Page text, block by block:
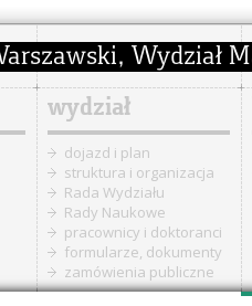
wydział
dojazd i plan
struktura i organizacja
Rada Wydziału
Rady Naukowe
pracownicy i doktoranci
formularze, dokumenty
zamówienia publiczne